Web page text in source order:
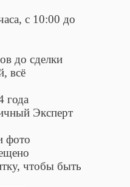
с 10:00 до
до сделки
всё
года
Эксперт
фото
чтобы быть